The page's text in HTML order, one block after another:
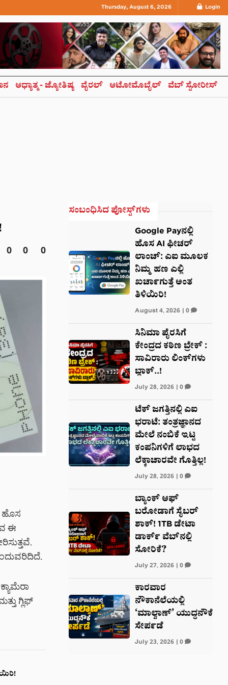
Thursday, August 6, 2026 Login
ಆಧ್ಯಾತ್ಮ- ಜ್ಯೋತಿಷ್ಯ ವೈರಲ್ ಆಟೋಮೊಬೈಲ್ ವೆಬ್ ಸ್ಟೋರೀಸ್
0 0 0
ಈ
ಗ್ಲಿಫ್
ಸಂಬಂಧಿಸಿದ ಪೋಸ್ಟ್‌ಗಳು
Google Payನಲ್ಲಿ
ಹೊಸ AI ಫೀಚರ್
ಲಾಂಚ್: ಎಐ ಮೂಲಕ
ನಿಮ್ಮ ಹಣ ಎಲ್ಲಿ
ಖರ್ಚಾಗುತ್ತೆ ಅಂತ
ತಿಳಿಯಿರಿ!
August 4, 2026| 0
ಸಿನಿಮಾ ಪೈರಸಿಗೆ
ಕೇಂದ್ರದ ಕಠಿಣ ಬ್ರೇಕ್‌ :
ಸಾವಿರಾರು ಲಿಂಕ್‌ಗಳು
ಬ್ಲಾಕ್‌..!
July 28, 2026| 0
ಟೆಕ್ ಜಗತ್ತಿನಲ್ಲಿ ಎಐ
ಭರಾಟೆ: ತಂತ್ರಜ್ಞಾನದ
ಮೇಲೆ ನಂಬಿಕೆ ಇಟ್ಟ
ಕಂಪನಿಗಳಿಗೆ ಲಾಭದ
ಲೆಕ್ಕಾಚಾರವೇ ಗೊತ್ತಿಲ್ಲ!
July 28, 2026| 0
ಬ್ಯಾಂಕ್ ಆಫ್
ಬರೋಡಾಗೆ ಸೈಬರ್
ಶಾಕ್! 1TB ಡೇಟಾ
ಡಾರ್ಕ್ ವೆಬ್‌ನಲ್ಲಿ
ಸೋರಿಕೆ?
July 27, 2026| 0
ಕಾರವಾರ
ನೌಕಾನೆಲೆಯಲ್ಲಿ
‘ಮಾಲ್ವಾಣ್’ ಯುದ್ಧನೌಕೆ
ಸೇರ್ಪಡೆ
July 23, 2026| 0